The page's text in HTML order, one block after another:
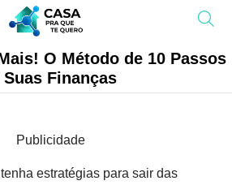
O Método de 10 Passos
Finanças
Publicidade
estratégias para sair das